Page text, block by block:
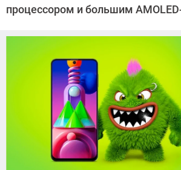
процессором и большим